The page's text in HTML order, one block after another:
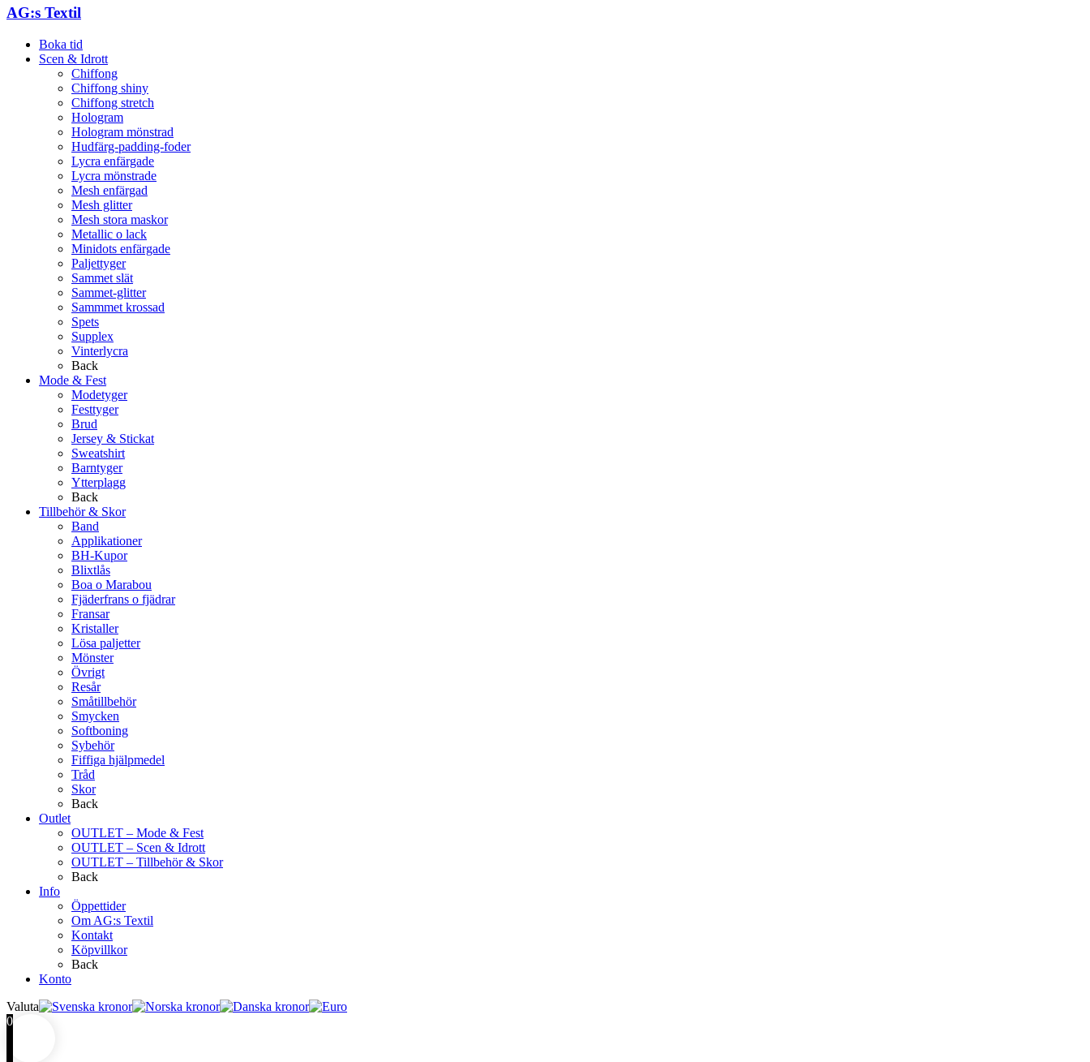
AG:s Textil
Boka tid
Scen & Idrott
Chiffong
Chiffong shiny
Chiffong stretch
Hologram
Hologram mönstrad
Hudfärg-padding-foder
Lycra enfärgade
Lycra mönstrade
Mesh enfärgad
Mesh glitter
Mesh stora maskor
Metallic o lack
Minidots enfärgade
Paljettyger
Sammet slät
Sammet-glitter
Sammmet krossad
Spets
Supplex
Vinterlycra
Back
Mode & Fest
Modetyger
Festtyger
Brud
Jersey & Stickat
Sweatshirt
Barntyger
Ytterplagg
Back
Tillbehör & Skor
Band
Applikationer
BH-Kupor
Blixtlås
Boa o Marabou
Fjäderfrans o fjädrar
Fransar
Kristaller
Lösa paljetter
Mönster
Övrigt
Resår
Småtillbehör
Smycken
Softboning
Sybehör
Fiffiga hjälpmedel
Tråd
Skor
Back
Outlet
OUTLET – Mode & Fest
OUTLET – Scen & Idrott
OUTLET – Tillbehör & Skor
Back
Info
Öppettider
Om AG:s Textil
Kontakt
Köpvillkor
Back
Konto
Valuta
0